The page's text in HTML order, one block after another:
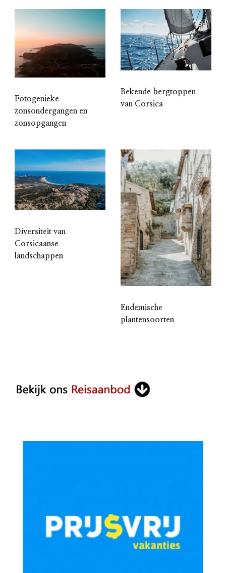
Fotogenieke
zonsondergangen en
zonsopgangen
Bekende bergtoppen
van Corsica
Diversiteit van
Corsicaanse
landschappen
Endemische
plantensoorten